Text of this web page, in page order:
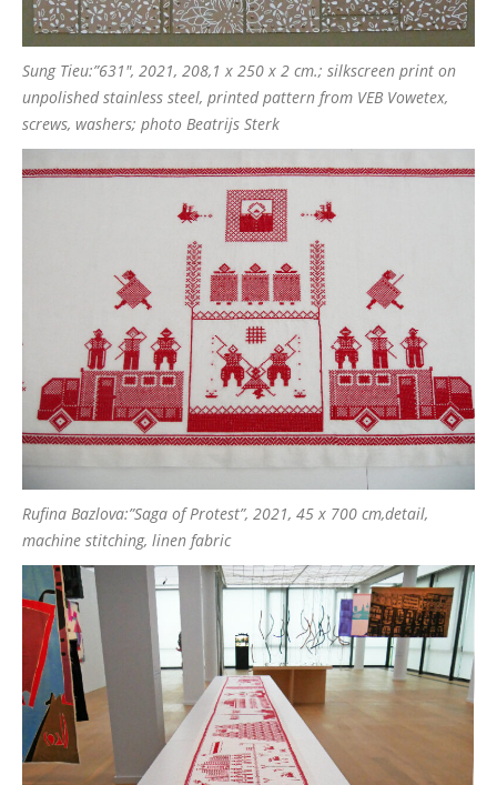
Sung Tieu:”631″, 2021, 208,1 x 250 x 2 cm.; silkscreen print on
unpolished stainless steel, printed pattern from VEB Vowetex,
screws, washers; photo Beatrijs Sterk
Rufina Bazlova:”Saga of Protest”, 2021, 45 x 700 cm,detail,
machine stitching, linen fabric